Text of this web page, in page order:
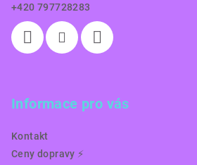
+420 797728283
Informace pro vás
Kontakt
Ceny dopravy ⚡️